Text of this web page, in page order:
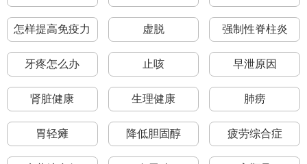
怎样提高免疫力 虚脱 强制性脊柱炎
牙疼怎么办 止咳 早泄原因
肾脏健康 生理健康 肺痨
胃轻瘫 降低胆固醇 疲劳综合症